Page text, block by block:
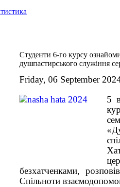
Студенти 6-го курсу
душпастирського служіння
Friday, 06 September
5
безхатченками,
Спільноти